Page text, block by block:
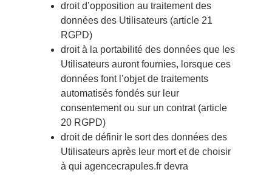
droit d’opposition au traitement des
données des Utilisateurs (article 21
RGPD)
droit à la portabilité des données que les
Utilisateurs auront fournies, lorsque ces
données font l’objet de traitements
automatisés fondés sur leur
consentement ou sur un contrat (article
20 RGPD)
droit de définir le sort des données des
Utilisateurs après leur mort et de choisir
à qui agencecrapules.fr devra